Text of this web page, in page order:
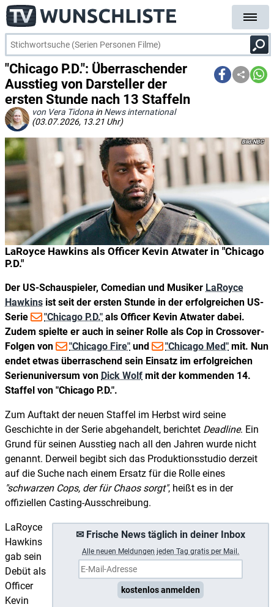
"Chicago P.D.": Überraschender
Ausstieg von Darsteller der
ersten Stunde nach 13 Staffeln
von Vera Tidona in News international
(03.07.2026, 13.21 Uhr)
LaRoyce Hawkins als Officer Kevin Atwater in "Chicago
P.D."
NBC
Der US-Schauspieler, Comedian und Musiker LaRoyce
Hawkins ist seit der ersten Stunde in der erfolgreichen US-
Serie
"Chicago P.D." als Officer Kevin Atwater dabei.
Zudem spielte er auch in seiner Rolle als Cop in Crossover-
Folgen von
"Chicago Fire" und "Chicago Med" mit. Nun
endet etwas überraschend sein Einsatz im erfolgreichen
Serienuniversum von Dick Wolf mit der kommenden 14.
Staffel von "Chicago P.D.".
Zum Auftakt der neuen Staffel im Herbst wird seine
Geschichte in der Serie abgehandelt, berichtet Deadline. Ein
Grund für seinen Ausstieg nach all den Jahren wurde nicht
genannt. Derweil begibt sich das Produktionsstudio derzeit
auf die Suche nach einem Ersatz für die Rolle eines
"schwarzen Cops, der für Chaos sorgt", heißt es in der
offiziellen Casting-Ausschreibung.
✉ Frische News täglich in deiner Inbox
Alle neuen Meldungen jeden Tag gratis per Mail.
kostenlos anmelden
LaRoyce
Hawkins
gab sein
Debüt als
Officer
Kevin